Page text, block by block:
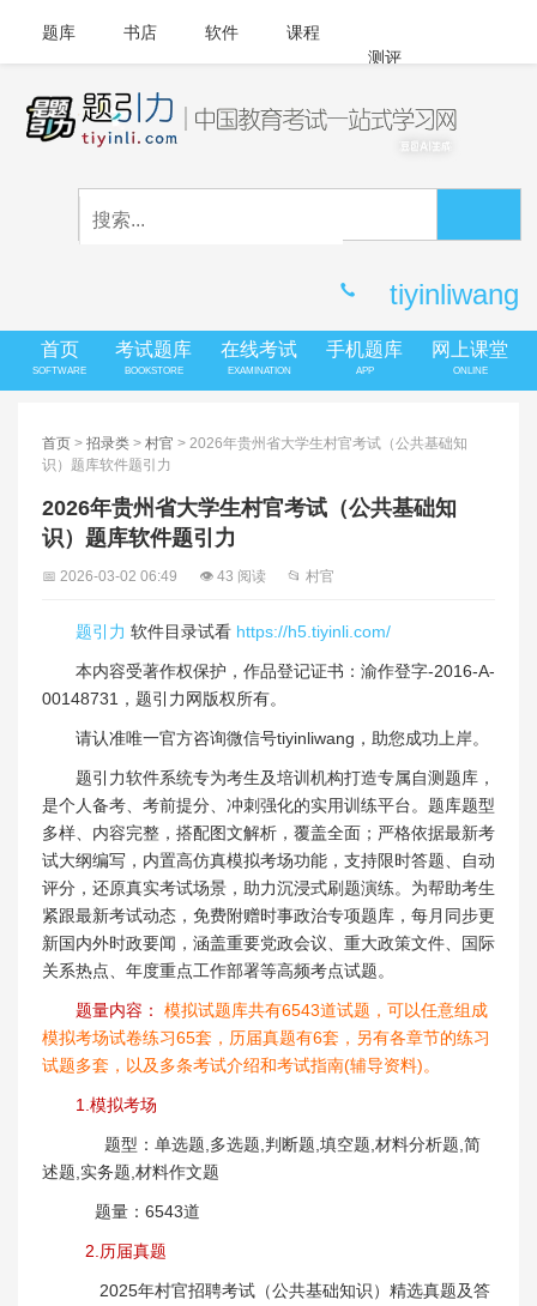
题库 书店 软件
课程
测评
APP下载
tiyinliwang
首页
SOFTWARE
考试题库
BOOKSTORE
在线考试
EXAMINATION
手机题库
APP
网上课堂
ONLINE
首页 > 招录类 > 村官 > 2026年贵州省大学生村官考试（公共基础知
识）题库软件题引力
2026年贵州省大学生村官考试（公共基础知
识）题库软件题引力
📅 2026-03-02 06:49 👁 43 阅读 📂 村官
题引力 软件目录试看 https://h5.tiyinli.com/
本内容受著作权保护，作品登记证书：渝作登字-2016-A-
00148731，题引力网版权所有。
请认准唯一官方咨询微信号tiyinliwang，助您成功上岸。
题引力软件系统专为考生及培训机构打造专属自测题库，
是个人备考、考前提分、冲刺强化的实用训练平台。题库题型
多样、内容完整，搭配图文解析，覆盖全面；严格依据最新考
试大纲编写，内置高仿真模拟考场功能，支持限时答题、自动
评分，还原真实考试场景，助力沉浸式刷题演练。为帮助考生
紧跟最新考试动态，免费附赠时事政治专项题库，每月同步更
新国内外时政要闻，涵盖重要党政会议、重大政策文件、国际
关系热点、年度重点工作部署等高频考点试题。
题量内容： 模拟试题库共有6543道试题，可以任意组成
模拟考场试卷练习65套，历届真题有6套，另有各章节的练习
试题多套，以及多条考试介绍和考试指南(辅导资料)。
1.模拟考场
题型：单选题,多选题,判断题,填空题,材料分析题,简
述题,实务题,材料作文题
题量：6543道
2.历届真题
2025年村官招聘考试（公共基础知识）精选真题及答